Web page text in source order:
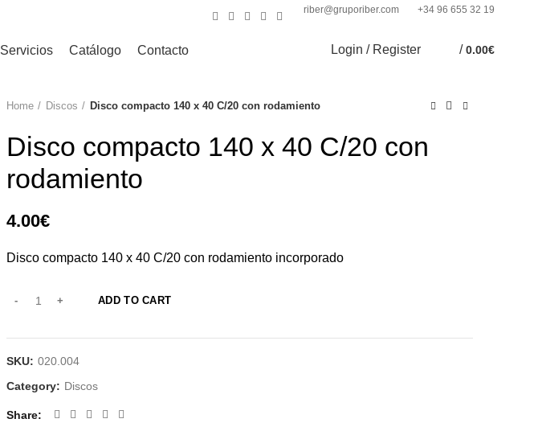
riber@gruporiber.com +34 96 655 32 19
Servicios Catálogo Contacto Login / Register / 0.00€
Home
Discos Disco compacto 140 x 40 C/20 con rodamiento
Disco compacto 140 x 40 C/20 con
rodamiento
4.00€
Disco compacto 140 x 40 C/20 con rodamiento incorporado
ADD TO CART
SKU: 020.004
Category: Discos
Share